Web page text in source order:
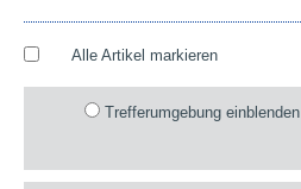
Alle Artikel markieren
Trefferumgebung einblenden